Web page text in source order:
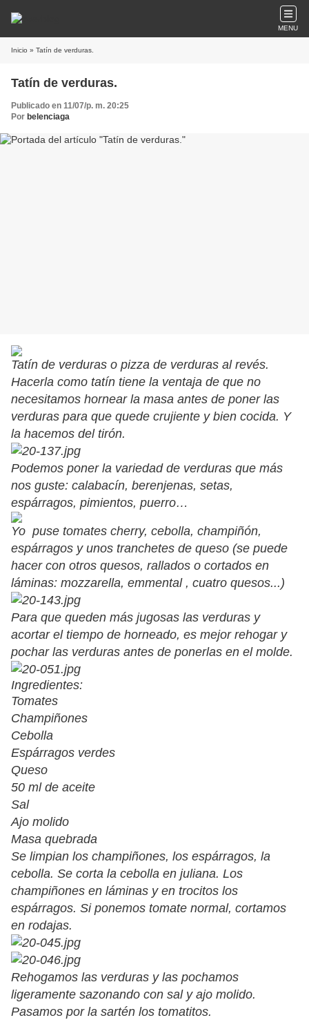
MENU
Inicio » Tatín de verduras.
Tatín de verduras.
Publicado en 11/07/p. m. 20:25
Por belenciaga
Tatín de verduras o pizza de verduras al revés.
Hacerla como tatín tiene la ventaja de que no
necesitamos hornear la masa antes de poner las
verduras para que quede crujiente y bien cocida. Y
la hacemos del tirón.
Podemos poner la variedad de verduras que más
nos guste: calabacín, berenjenas, setas,
espárragos, pimientos, puerro…
Yo puse tomates cherry, cebolla, champiñón,
espárragos y unos tranchetes de queso (se puede
hacer con otros quesos, rallados o cortados en
láminas: mozzarella, emmental , cuatro quesos...)
Para que queden más jugosas las verduras y
acortar el tiempo de horneado, es mejor rehogar y
pochar las verduras antes de ponerlas en el molde.
Ingredientes:
Tomates
Champiñones
Cebolla
Espárragos verdes
Queso
50 ml de aceite
Sal
Ajo molido
Masa quebrada
Se limpian los champiñones, los espárragos, la
cebolla. Se corta la cebolla en juliana. Los
champiñones en láminas y en trocitos los
espárragos. Si ponemos tomate normal, cortamos
en rodajas.
Rehogamos las verduras y las pochamos
ligeramente sazonando con sal y ajo molido.
Pasamos por la sartén los tomatitos.